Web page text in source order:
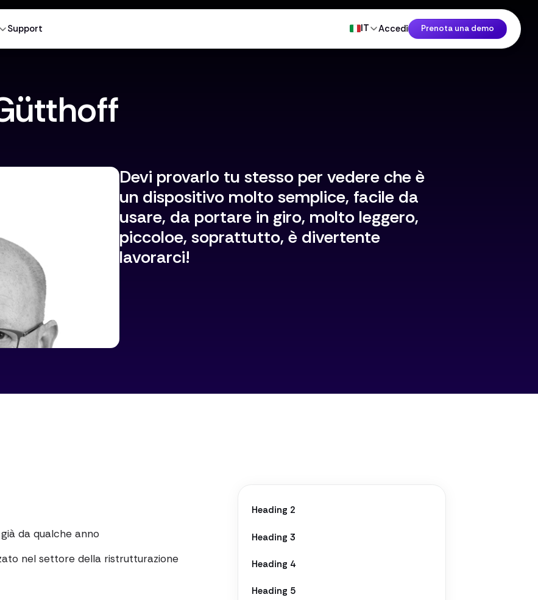
Support IT Accedi Prenota una demo
Devi provarlo tu stesso per vedere che è
un dispositivo molto semplice, facile da
usare, da portare in giro, molto leggero,
piccoloe, soprattutto, è divertente
lavorarci!
da qualche anno
nel settore della ristrutturazione
Heading 2
Heading 3
Heading 4
Heading 5